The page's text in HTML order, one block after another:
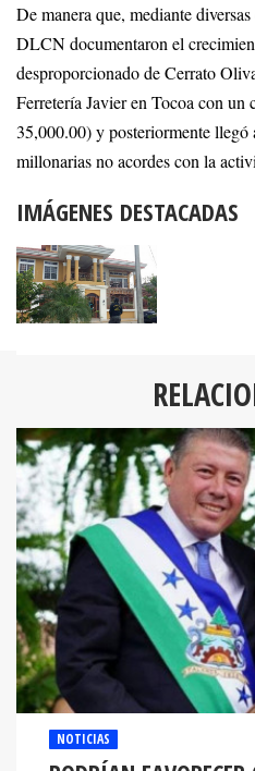
De manera que, mediante
DLCN documentaron el
desproporcionado de Cerrato
Ferretería Javier en Tocoa con
35,000.00) y posteriormente llegó
millonarias no acordes con la
IMÁGENES DESTACADAS
NOTICIAS